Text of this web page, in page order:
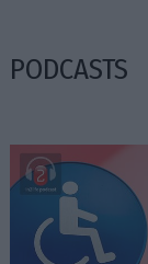
PODCASTS